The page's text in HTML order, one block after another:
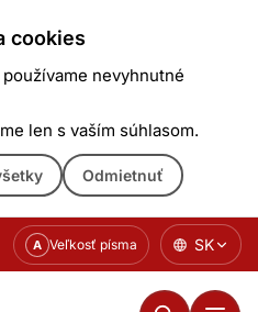
cookies
nevyhnutné
len s vaším súhlasom.
Odmietnuť
A Veľkosť písma SK